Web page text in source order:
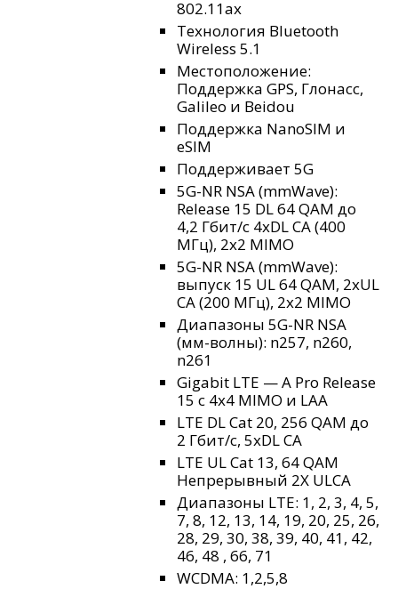
802.11ax
Технология Bluetooth
Wireless 5.1
Местоположение:
Поддержка GPS, Глонасс,
Galileo и Beidou
Поддержка NanoSIM и
eSIM
Поддерживает 5G
5G-NR NSA (mmWave):
Release 15 DL 64 QAM до
4,2 Гбит/с 4xDL CA (400
МГц), 2x2 MIMO
5G-NR NSA (mmWave):
выпуск 15 UL 64 QAM, 2xUL
CA (200 МГц), 2x2 MIMO
Диапазоны 5G-NR NSA
(мм-волны): n257, n260,
n261
Gigabit LTE — A Pro Release
15 с 4x4 MIMO и LAA
LTE DL Cat 20, 256 QAM до
2 Гбит/с, 5xDL CA
LTE UL Cat 13, 64 QAM
Непрерывный 2X ULCA
Диапазоны LTE: 1, 2, 3, 4, 5,
7, 8, 12, 13, 14, 19, 20, 25, 26,
28, 29, 30, 38, 39, 40, 41, 42,
46, 48 , 66, 71
WCDMA: 1,2,5,8